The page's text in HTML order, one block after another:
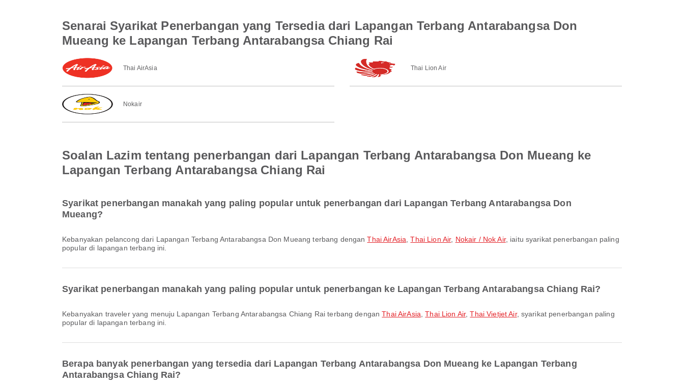
Senarai Syarikat Penerbangan yang Tersedia dari Lapangan Terbang Antarabangsa Don
Mueang ke Lapangan Terbang Antarabangsa Chiang Rai
Thai AirAsia Thai Lion Air
Nokair
Soalan Lazim tentang penerbangan dari Lapangan Terbang Antarabangsa Don Mueang ke
Lapangan Terbang Antarabangsa Chiang Rai
Syarikat penerbangan manakah yang paling popular untuk penerbangan dari Lapangan Terbang Antarabangsa Don
Mueang?
Kebanyakan pelancong dari Lapangan Terbang Antarabangsa Don Mueang terbang denganThai AirAsia ,Thai Lion Air, Nokair / Nok Air, iaitu syarikat penerbangan paling
popular di lapangan terbang ini.
Syarikat penerbangan manakah yang paling popular untuk penerbangan ke Lapangan Terbang Antarabangsa Chiang Rai?
Kebanyakan traveler yang menuju Lapangan Terbang Antarabangsa Chiang Rai terbang denganThai AirAsia ,Thai Lion Air,Thai Vietjet Air, syarikat penerbangan paling
popular di lapangan terbang ini.
Berapa banyak penerbangan yang tersedia dari Lapangan Terbang Antarabangsa Don Mueang ke Lapangan Terbang
Antarabangsa Chiang Rai?